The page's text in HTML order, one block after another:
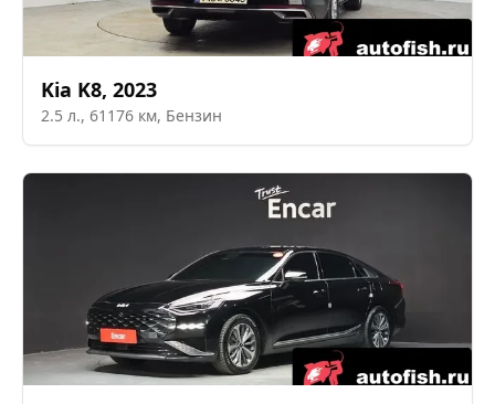
Kia K8, 2023
2.5 л., 61176 км, Бензин